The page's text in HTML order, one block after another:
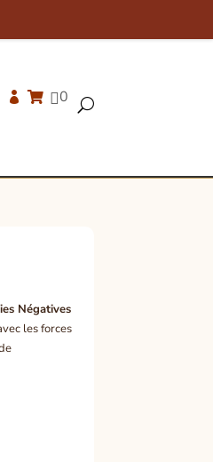
  0 U
Négatives
les forces